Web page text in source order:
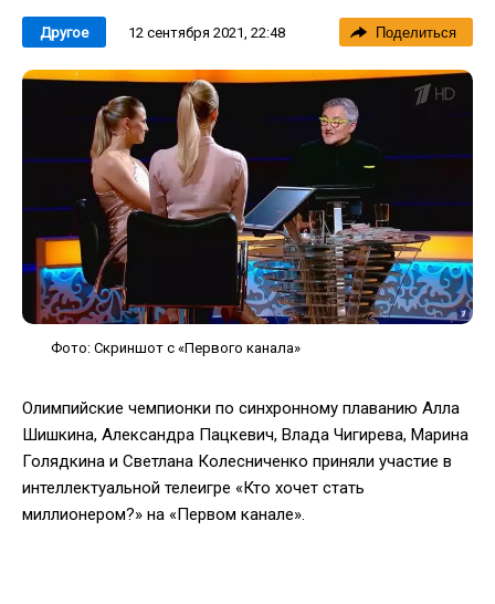
Другое 12 сентября 2021, 22:48 Поделиться
Фото: Скриншот с «Первого канала»
Олимпийские чемпионки по синхронному плаванию Алла
Шишкина, Александра Пацкевич, Влада Чигирева, Марина
Голядкина и Светлана Колесниченко приняли участие в
интеллектуальной телеигре «Кто хочет стать
миллионером?» на «Первом канале».